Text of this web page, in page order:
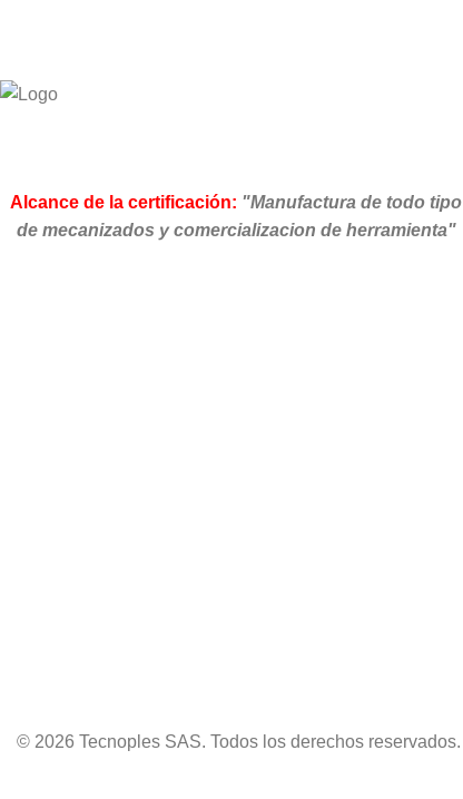
Alcance de la certificación: "Manufactura de todo tipo
de mecanizados y comercializacion de herramienta"
© 2026 Tecnoples SAS. Todos los derechos reservados.